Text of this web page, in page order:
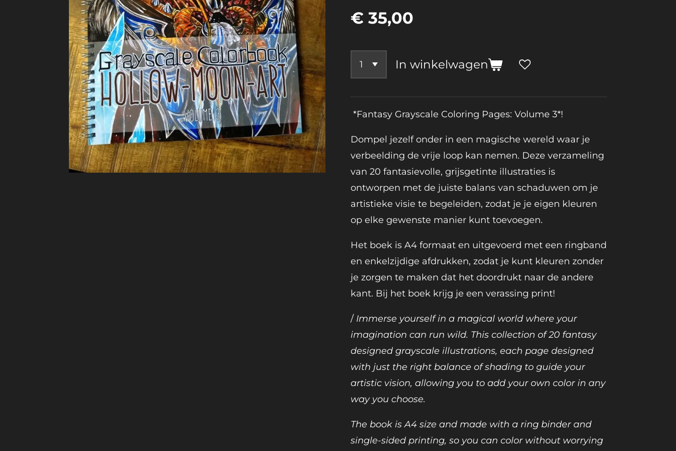
€ 35,00
In winkelwagen
*Fantasy Grayscale Coloring Pages: Volume 3*!
Dompel jezelf onder in een magische wereld waar je
verbeelding de vrije loop kan nemen. Deze verzameling
van 20 fantasievolle, grijsgetinte illustraties is
ontworpen met de juiste balans van schaduwen om je
artistieke visie te begeleiden, zodat je je eigen kleuren
op elke gewenste manier kunt toevoegen.
Het boek is A4 formaat en uitgevoerd met een ringband
en enkelzijdige afdrukken, zodat je kunt kleuren zonder
je zorgen te maken dat het doordrukt naar de andere
kant. Bij het boek krijg je een verassing print!
/ Immerse yourself in a magical world where your
imagination can run wild. This collection of 20 fantasy
designed grayscale illustrations, each page designed
with just the right balance of shading to guide your
artistic vision, allowing you to add your own color in any
way you choose.
The book is A4 size and made with a ring binder and
single-sided printing, so you can color without worrying